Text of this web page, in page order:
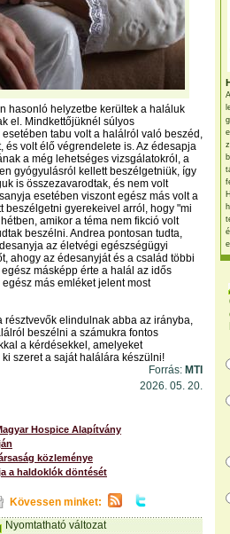
hasonló helyzetbe kerültek a haláluk
el. Mindkettőjüknél súlyos
tabu volt a halálról való beszéd,
és volt élő végrendelete is. Az édesapja
a még lehetséges vizsgálatokról, a
gyógyulásról kellett beszélgetniük, így
is összezavarodtak, és nem volt
esetében viszont egész más volt a
beszélgetni gyerekeivel arról, hogy "mi
amikor a téma nem fikció volt
beszélni. Andrea pontosan tudta,
az életvégi egészségügyi
ahogy az édesanyját és a család többi
másképp érte a halál az idős
más emléket jelent most
elindulnak abba az irányba,
beszélni a számukra fontos
a kérdésekkel, amelyeket
szeret a saját halálára készülni!
Forrás: MTI
2026. 05. 20.
Hospice Alapítvány
közleménye
a haldoklók döntését
Kövessen minket:
Nyomtatható változat